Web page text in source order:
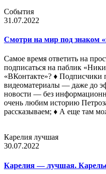
События
31.07.2022
Смотри на мир под знаком
Самое время ответить на
подписаться на паблик
«ВКонтакте»? ♦ Подписчики
видеоматериалы — даже до
новости — без
очень любим историю
рассказываем; ♦ А еще там
Карелия лучшая
30.07.2022
Карелия — лучшая.